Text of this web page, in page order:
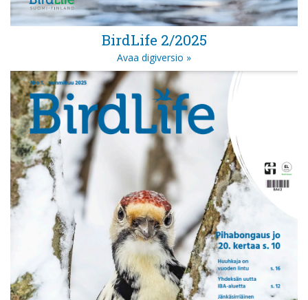
BirdLife 2/2025
Avaa digiversio »